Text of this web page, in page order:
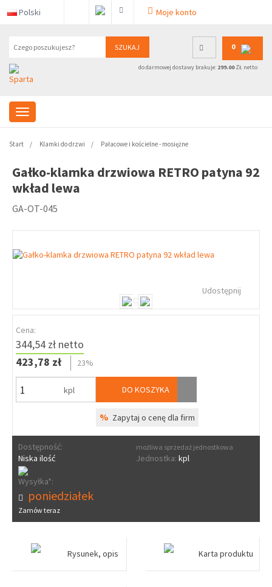
Polski Moje konto
SZUKAJ 0
do darmowej dostawy brakuje: 299.00ZŁ netto
Start Klamki do drzwi Pałacowe i kościelne - mosiężne
Gałko-klamka drzwiowa RETRO patyna 92
wkład lewa
GA-OT-045
Udostępnij
Cena:
344,54 zł netto
423,78 zł
23%
kpl DO KOSZYKA
% Zapytaj o cenę dla firm
Dostępność:
Niska ilość
możliwa sprzedaż jednostkowa
Jednostka: kpl
Wysyłka*:
poniedziałek
Zamów teraz
Rysunek, opis Karta produktu